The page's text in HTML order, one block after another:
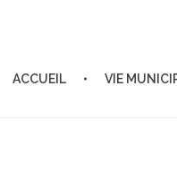
ACCUEIL VIE